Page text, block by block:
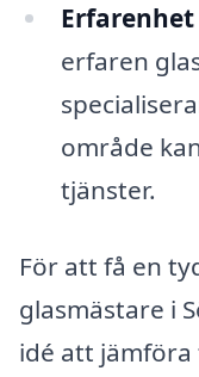
erfaren
område
tjänster.
För att få en
glasmästare i
idé att